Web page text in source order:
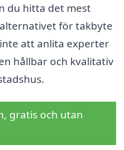
du hitta det mest
för takbyte
att anlita experter
hållbar och kvalitativ
gratis och utan